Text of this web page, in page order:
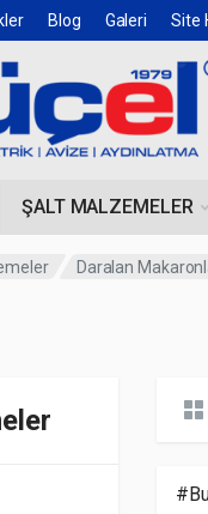
Blog Galeri Site
ŞALT MALZEMELER
Daralan